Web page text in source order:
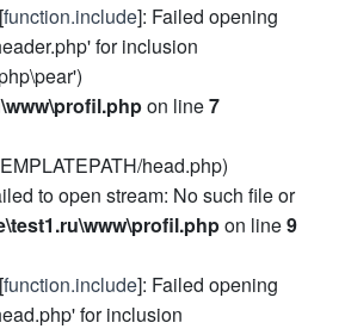
function.include]: Failed opening
for inclusion
on line7
head.php)
to open stream: No such file or
on line9
function.include]: Failed opening
for inclusion